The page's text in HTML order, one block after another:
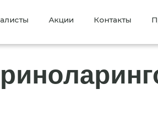
Акции Контакты